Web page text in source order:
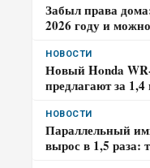
Забыл права
2026 году и
НОВОСТИ
Новый Honda
предлагают за
доставку,
НОВОСТИ
Параллельный
вырос в 1,5 раза: